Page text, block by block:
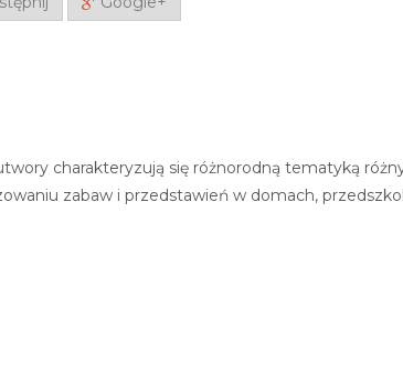
charakteryzują się różnorodną tematyką
zabaw i przedstawień w domach,